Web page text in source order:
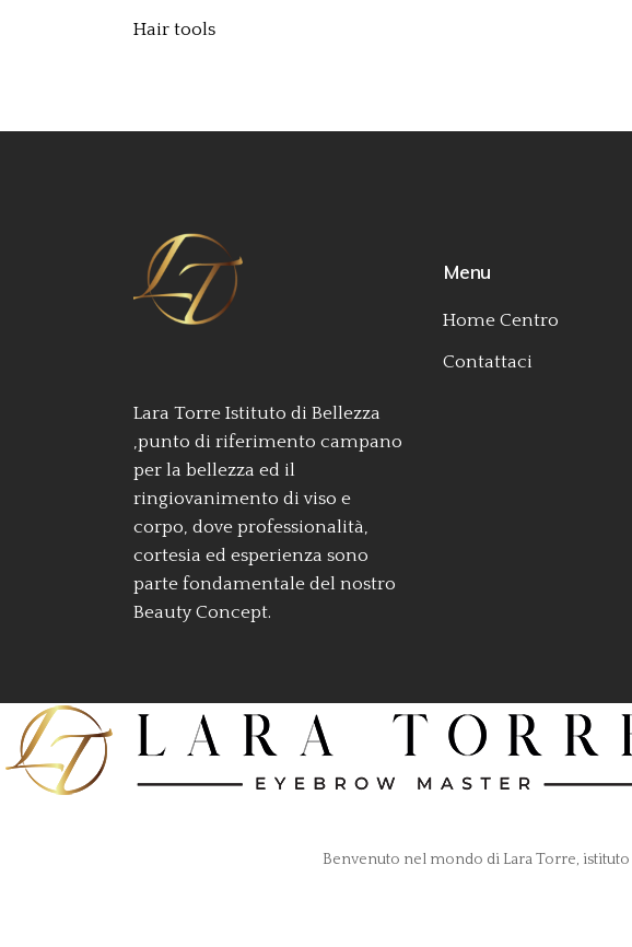
Hair tools
Lara Torre Istituto di Bellezza
,punto di riferimento campano
per la bellezza ed il
ringiovanimento di viso e
corpo, dove professionalità,
cortesia ed esperienza sono
parte fondamentale del nostro
Beauty Concept.
Menu
Home Centro
Contattaci
Benvenuto nel mondo di Lara Torre,